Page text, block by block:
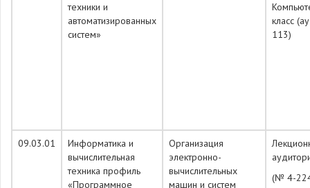
техники и
автоматизированных
систем»
класс
113)
09.03.01
Информатика и
вычислительная
техника профиль
«Программное
Организация
электронно-
вычислительных
машин и систем
(№ 4-